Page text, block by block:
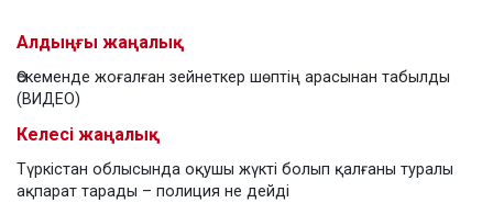
Алдыңғы жаңалық
Өскеменде жоғалған зейнеткер шөптің арасынан табылды
(ВИДЕО)
Келесі жаңалық
Түркістан облысында оқушы жүкті болып қалғаны туралы
ақпарат тарады – полиция не дейді